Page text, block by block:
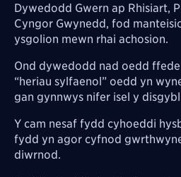
Dywedodd Gwern ap Rhisiart,
Cyngor Gwynedd, fod
ysgolion mewn rhai achosion.
Ond dywedodd nad oedd
“heriau sylfaenol” oedd yn
gan gynnwys nifer isel y
Y cam nesaf fydd cyhoeddi
fydd yn agor cyfnod
diwrnod.